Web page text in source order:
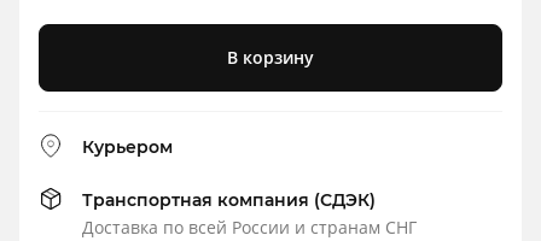
В корзину
Курьером
Транспортная компания (СДЭК)
Доставка по всей России и странам СНГ